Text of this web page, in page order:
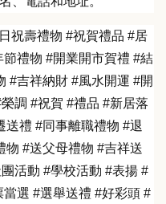
祝壽禮物 #祝賀禮品 #居
禮物 #開業開市賀禮 #結
#吉祥納財 #風水開運 #開
調 #祝賀 #禮品 #新居落
送禮 #同事離職禮物 #退
物 #送父母禮物 #吉祥送
活動 #學校活動 #表揚 #
選 #選舉送禮 #好彩頭 #